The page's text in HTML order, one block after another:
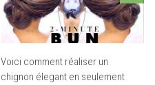
Voici comment réaliser un
chignon élegant en seulement